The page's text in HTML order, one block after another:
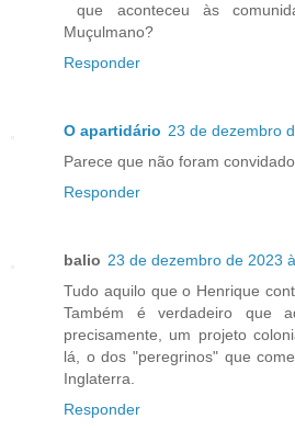
que aconteceu às
Muçulmano?
Responder
O apartidário 23 de dezembro
Parece que não foram
Responder
balio 23 de dezembro de 2023
Tudo aquilo que o Henrique
Também é verdadeiro que
precisamente, um projeto
lá, o dos "peregrinos" que
Inglaterra.
Responder